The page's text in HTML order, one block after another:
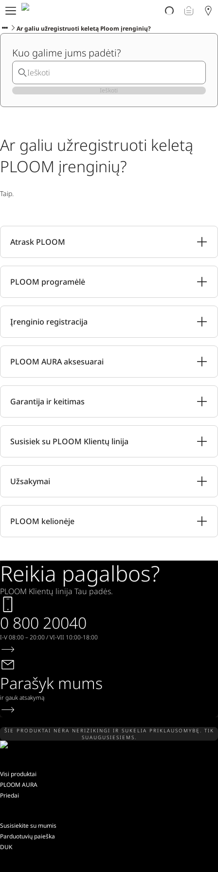
Atrask PLOOM
E. parduotuvė
Pradėti
Pagalba
Naujienos
Programėlė
Ar galiu užregistruoti keletą Ploom įrenginių?
Kuo galime jums padėti?
Ieškoti
Ar galiu užregistruoti keletą
PLOOM įrenginių?
Taip.
Atrask PLOOM
PLOOM programėlė
Įrenginio registracija
PLOOM AURA aksesuarai
Garantija ir keitimas
Susisiek su PLOOM Klientų linija
Užsakymai
PLOOM kelionėje
Reikia pagalbos?
PLOOM Klientų linija Tau padės.
0 800 20040
I-V 08:00 – 20:00 / VI-VII 10:00-18:00
Parašyk mums
ir gauk atsakymą
ŠIE PRODUKTAI NĖRA NERIZIKINGI IR SUKELIA PRIKLAUSOMYBĘ. TIK
SUAUGUSIESIEMS.
Visi produktai
PLOOM AURA
Priedai
Susisiekite su mumis
Parduotuvių paieška
DUK